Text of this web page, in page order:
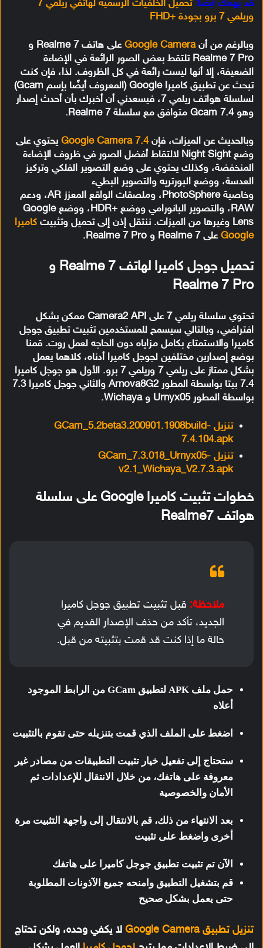
قد يهمك أيضًا:
تحميل الخلفيات الرسمية لهاتفي ريلمي 7
وريلمي 7 برو بجودة +FHD
وبالرغم من أنGoogle Camera
على هاتف Realme 7 و
Realme 7 Pro تلتقط بعض الصور الرائعة في الإضاءة
الضعيفة، إلا أنها ليست رائعة في كل الظروف. لذا، فإن كنت
تبحث عن تطبيق كاميرا Google (المعروف أيضًا بإسم Gcam)
لسلسلة هواتف ريلمي 7، فيسعدني أن أخبرك بأن أحدث إصدار
وهو Gcam 7.4 متوافق مع سلسلة Realme 7.
وبالحديث عن الميزات، فإنGoogle Camera 7.4 يحتوي على
وضع Night Sight لالتقاط أفضل الصور في ظروف الإضاءة
المنخفضة، وكذلك يحتوي على وضع التصوير الفلكي وتركيز
العدسة، ووضع البورتريه والتصوير البطيء
وخاصية PhotoSphere، وملصقات الواقع المعزز AR، ودعم
RAW، والتصوير البانورامي ووضع +HDR، ووضع Google
Lens وغيرها من الميزات. ننتقل إذن إلى تحميل وتثبيت
كاميرا
Google على Realme 7 و Realme 7 Pro.
تحميل جوجل كاميرا لهاتف Realme 7 و
Realme 7 Pro
تحتوي سلسلة ريلمي 7 على Camera2 API ممكن بشكل
افتراضي، وبالتالي سيسمح للمستخدمين تثبيت تطبيق جوجل
كاميرا والاستمتاع بكامل مزاياه دون الحاجه لعمل روت. قمنا
بوضع إصدارين مختلفين لجوجل كاميرا أدناه، كلاهما يعمل
بشكل ممتاز على ريلمي 7 وريلمي 7 برو. الأول هو جوجل كاميرا
7.4 بيتا بواسطة المطور Arnova8G2 والثاني جوجل كاميرا 7.3
بواسطة المطور Urnyx05 و Wichaya.
تنزيل GCam_5.2beta3.200901.1908build-
7.4.104.apk
تنزيل GCam_7.3.018_Urnyx05-
v2.1_Wichaya_V2.7.3.apk
خطوات تثبيت كاميرا Google على سلسلة
هواتف Realme7
ملاحظة: قبل تثبيت تطبيق جوجل كاميرا
الجديد، تأكد من حذف الإصدار القديم في
حالة ما إذا كنت قد قمت بتثبيته من قبل.
حمل ملف APK لتطبيق GCam من الرابط الموجود
أعلاه
اضغط على الملف الذي قمت بتنزيله حتى تقوم بالتثبيت
ستحتاج إلى تفعيل خيار تثبيت التطبيقات من مصادر غير
معروفة على هاتفك، من خلال الانتقال للإعدادات ثم
الأمان والخصوصية
بعد الانتهاء من ذلك، قم بالانتقال إلى واجهة التثبيت مرة
أخرى واضغط على تثبيت
الآن تم تثبيت تطبيق جوجل كاميرا على هاتفك
قم بتشغيل التطبيق وامنحه جميع الآذونات المطلوبة
حتى يعمل بشكل صحيح
تنزيل تطبيق Google Camera
لا يكفي وحده، ولكن تحتاج